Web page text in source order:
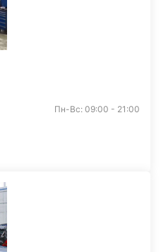
Пн-Вс: 09:00 - 21:00